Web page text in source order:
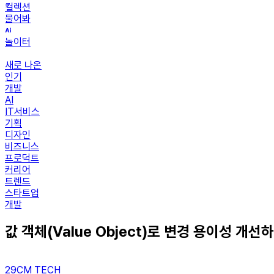
컬렉션
물어봐
놀이터
새로 나온
인기
개발
AI
IT서비스
기획
디자인
비즈니스
프로덕트
커리어
트렌드
스타트업
개발
값 객체(Value Object)로 변경 용이성 개선
29CM TECH